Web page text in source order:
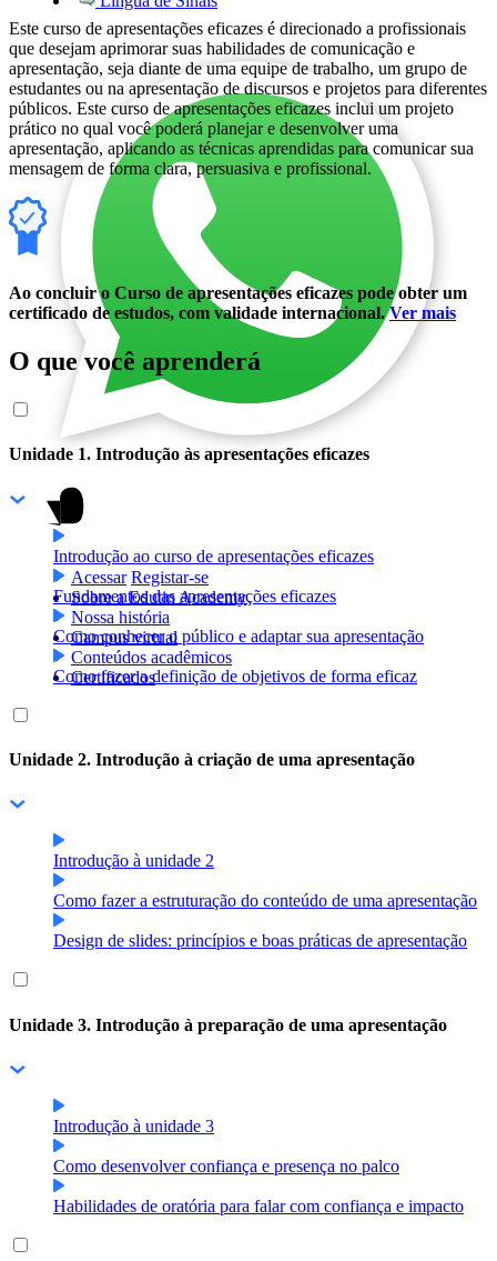
Acessar Registar-se
Sobre a Edutin Academy
Nossa história
Campus virtual
Conteúdos acadêmicos
Certificados
Este curso de apresentações eficazes é direcionado a profissionais
que desejam aprimorar suas habilidades de comunicação e
apresentação, seja diante de uma equipe de trabalho, um grupo de
estudantes ou na apresentação de discursos e projetos para diferentes
públicos. Este curso de apresentações eficazes inclui um projeto
prático no qual você poderá planejar e desenvolver uma
apresentação, aplicando as técnicas aprendidas para comunicar sua
mensagem de forma clara, persuasiva e profissional.
Ao concluir o Curso de apresentações eficazes pode obter um
certificado de estudos, com validade internacional.Ver mais
O que você aprenderá
Unidade 1. Introdução às apresentações eficazes
Introdução ao curso de apresentações eficazes
Fundamentos das apresentações eficazes
Como conhecer o público e adaptar sua apresentação
Como fazer a definição de objetivos de forma eficaz
Unidade 2. Introdução à criação de uma apresentação
Introdução à unidade 2
Como fazer a estruturação do conteúdo de uma apresentação
Design de slides: princípios e boas práticas de apresentação
Unidade 3. Introdução à preparação de uma apresentação
Introdução à unidade 3
Como desenvolver confiança e presença no palco
Habilidades de oratória para falar com confiança e impacto